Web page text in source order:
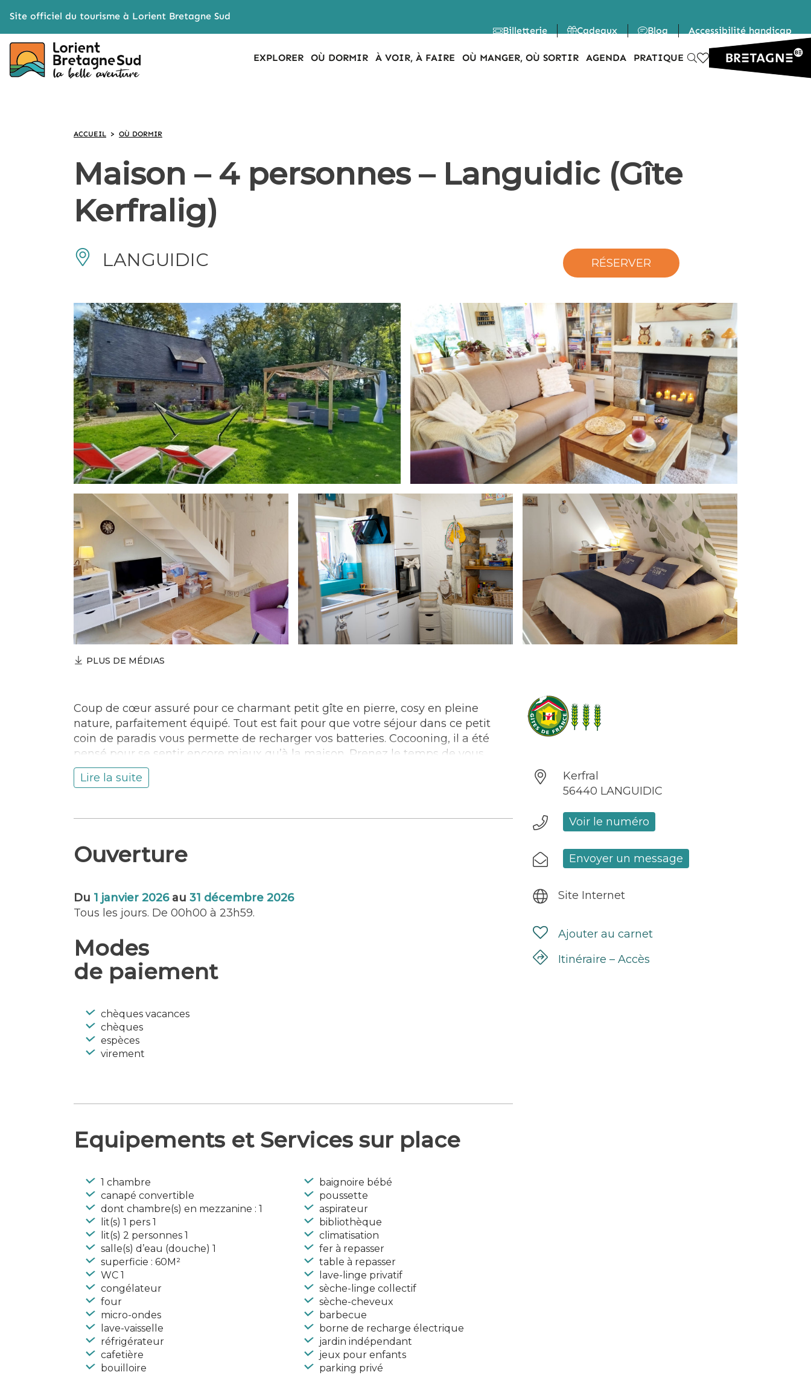
Site officiel du tourisme à Lorient Bretagne Sud
Billetterie
Cadeaux Blog Accessibilité handicap
EXPLORER OÙ DORMIR À VOIR, À FAIRE OÙ MANGER, OÙ SORTIR AGENDA PRATIQUE
ACCUEIL > OÙ DORMIR
Maison – 4 personnes – Languidic (Gîte
Kerfralig)
LANGUIDIC RÉSERVER
PLUS DE MÉDIAS
Coup de cœur assuré pour ce charmant petit gîte en pierre, cosy en pleine
nature, parfaitement équipé. Tout est fait pour que votre séjour dans ce petit
coin de paradis vous permette de recharger vos batteries. Cocooning, il a été
pensé pour se sentir encore mieux qu’à la maison. Prenez le temps de vous
relaxer, coussins, plaids, bougies, jeux de société, livres, télé, chaise longue,
fauteuil de jardin, hamac, vous aurez l’embarras du choix. Après une journée de
jeux, fous rires, découvertes incontournables, fabrication de souvenirs assurés
!Entre Vannes et Lorient. A 5 min de la Ria d’Etel, à 15mn des premières plages.
Langues parlées : Anglais, Espagnol
Lire la suite
Ouverture
Du 1 janvier 2026au 31 décembre 2026
Tous les jours. De 00h00 à 23h59.
Modes
de paiement
chèques vacances
chèques
espèces
virement
Equipements et Services sur place
1 chambre
canapé convertible
dont chambre(s) en mezzanine : 1
lit(s) 1 pers 1
lit(s) 2 personnes 1
salle(s) d’eau (douche) 1
superficie : 60M²
WC 1
congélateur
four
micro-ondes
lave-vaisselle
réfrigérateur
cafetière
bouilloire
baignoire bébé
poussette
aspirateur
bibliothèque
climatisation
fer à repasser
table à repasser
lave-linge privatif
sèche-linge collectif
sèche-cheveux
barbecue
borne de recharge électrique
jardin indépendant
jeux pour enfants
parking privé
Kerfral
56440 LANGUIDIC
Voir le numéro
Envoyer un message
Site Internet
Ajouter au carnet
Itinéraire – Accès